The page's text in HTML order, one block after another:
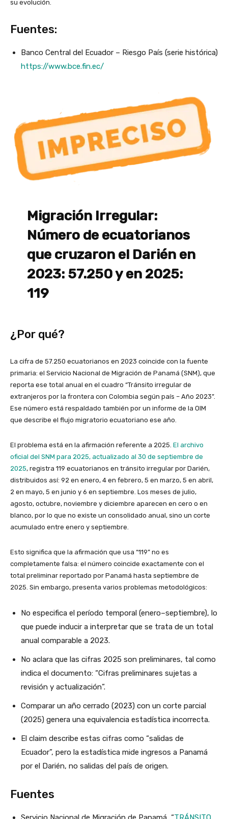
su evolución.
Fuentes:
Banco Central del Ecuador – Riesgo País (serie histórica)
https://www.bce.fin.ec/
Migración Irregular:
Número de ecuatorianos
que cruzaron el Darién en
2023: 57.250 y en 2025:
119
¿Por qué?
La cifra de 57.250 ecuatorianos en 2023 coincide con la fuente
primaria: el Servicio Nacional de Migración de Panamá (SNM), que
reporta ese total anual en el cuadro “Tránsito irregular de
extranjeros por la frontera con Colombia según país – Año 2023”.
Ese número está respaldado también por un informe de la OIM
que describe el flujo migratorio ecuatoriano ese año.
El problema está en la afirmación referente a 2025. El archivo
oficial del SNM para 2025, actualizado al 30 de septiembre de
2025, registra 119 ecuatorianos en tránsito irregular por Darién,
distribuidos así: 92 en enero, 4 en febrero, 5 en marzo, 5 en abril,
2 en mayo, 5 en junio y 6 en septiembre. Los meses de julio,
agosto, octubre, noviembre y diciembre aparecen en cero o en
blanco, por lo que no existe un consolidado anual, sino un corte
acumulado entre enero y septiembre.
Esto significa que la afirmación que usa “119” no es
completamente falsa: el número coincide exactamente con el
total preliminar reportado por Panamá hasta septiembre de
2025. Sin embargo, presenta varios problemas metodológicos:
No especifica el período temporal (enero–septiembre), lo
que puede inducir a interpretar que se trata de un total
anual comparable a 2023.
No aclara que las cifras 2025 son preliminares, tal como
indica el documento: “Cifras preliminares sujetas a
revisión y actualización”.
Comparar un año cerrado (2023) con un corte parcial
(2025) genera una equivalencia estadística incorrecta.
El claim describe estas cifras como “salidas de
Ecuador”, pero la estadística mide ingresos a Panamá
por el Darién, no salidas del país de origen.
Fuentes